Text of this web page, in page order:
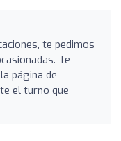
te pedimos
Te
página de
el turno que